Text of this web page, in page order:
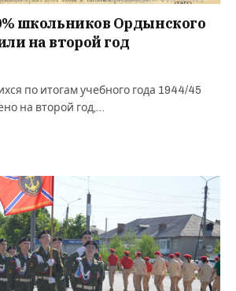
школьников Ордынского
на второй год
по итогам учебного года 1944/45
на второй год,…